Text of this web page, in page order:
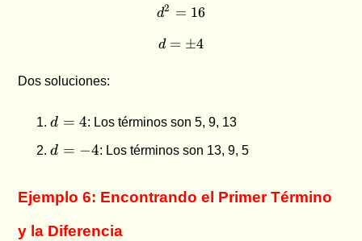
d^2 = 16
d2 = 16
d = \pm 4
d = ±4
Dos soluciones:
d
4
d = 4: Los términos son 5, 9, 13
d
d = −4: Los términos son 13, 9, 5
Ejemplo 6: Encontrando el Primer Término
y la Diferencia